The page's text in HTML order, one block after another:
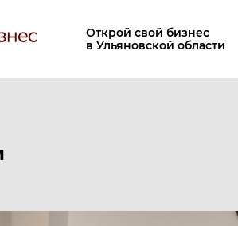
Открой свой бизнес
в Ульяновской области